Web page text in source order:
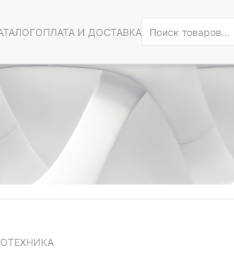
ОПЛАТА И ДОСТАВКА